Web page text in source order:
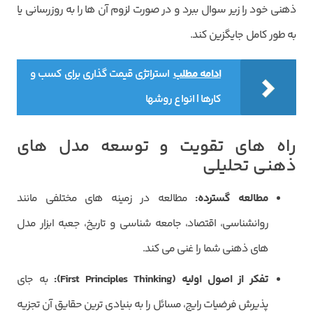
ذهنی خود را زیر سوال ببرد و در صورت لزوم آن ها را به روزرسانی یا
به طور کامل جایگزین کند.
ادامه مطلب استراتژی قیمت گذاری برای کسب و
کارها | انواع روشها
راه های تقویت و توسعه مدل های
ذهنی تحلیلی
مطالعه گسترده: مطالعه در زمینه های مختلفی مانند
روانشناسی، اقتصاد، جامعه شناسی و تاریخ، جعبه ابزار مدل
های ذهنی شما را غنی می کند.
تفکر از اصول اولیه (First Principles Thinking
): به جای
پذیرش فرضیات رایج، مسائل را به بنیادی ترین حقایق آن تجزیه